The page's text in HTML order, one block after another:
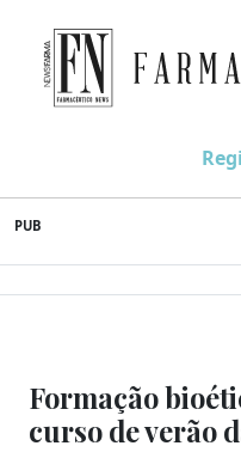
to
content
Farmacêutico News
PUB
Formação
curso de verão